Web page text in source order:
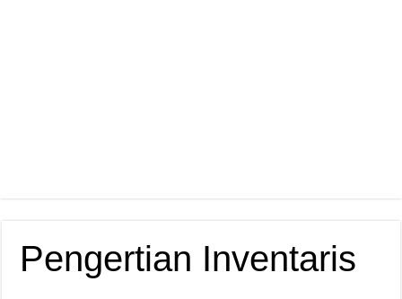
Pengertian Inventaris